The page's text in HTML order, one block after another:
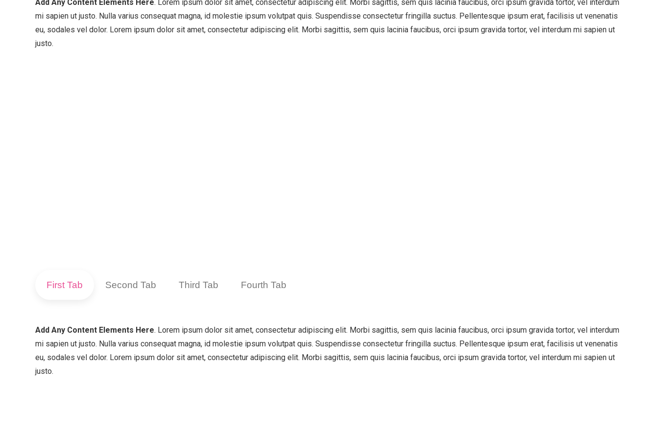
Add Any Content Elements Here. Lorem ipsum dolor sit amet, consectetur adipiscing elit. Morbi sagittis, sem quis lacinia faucibus, orci ipsum gravida tortor, vel interdum
mi sapien ut justo. Nulla varius consequat magna, id molestie ipsum volutpat quis. Suspendisse consectetur fringilla suctus. Pellentesque ipsum erat, facilisis ut venenatis
eu, sodales vel dolor. Lorem ipsum dolor sit amet, consectetur adipiscing elit. Morbi sagittis, sem quis lacinia faucibus, orci ipsum gravida tortor, vel interdum mi sapien ut
justo.
First Tab Second Tab Third Tab Fourth Tab
Add Any Content Elements Here. Lorem ipsum dolor sit amet, consectetur adipiscing elit. Morbi sagittis, sem quis lacinia faucibus, orci ipsum gravida tortor, vel interdum
mi sapien ut justo. Nulla varius consequat magna, id molestie ipsum volutpat quis. Suspendisse consectetur fringilla suctus. Pellentesque ipsum erat, facilisis ut venenatis
eu, sodales vel dolor. Lorem ipsum dolor sit amet, consectetur adipiscing elit. Morbi sagittis, sem quis lacinia faucibus, orci ipsum gravida tortor, vel interdum mi sapien ut
justo.